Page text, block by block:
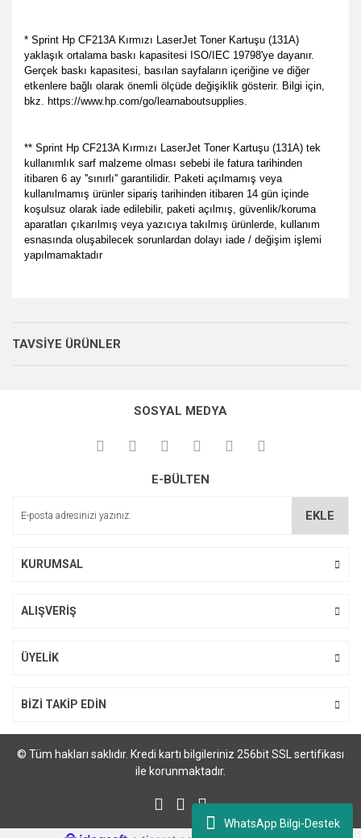
WhatsApp Bilgi-Destek
* Sprint Hp CF213A Kırmızı LaserJet Toner Kartuşu (131A)
yaklaşık ortalama baskı kapasitesi ISO/IEC 19798'ye dayanır.
Gerçek baskı kapasitesi, basılan sayfaların içeriğine ve diğer
etkenlere bağlı olarak önemli ölçüde değişiklik gösterir. Bilgi için,
bkz. https://www.hp.com/go/learnaboutsupplies.
** Sprint Hp CF213A Kırmızı LaserJet Toner Kartuşu (131A) tek
kullanımlık sarf malzeme olması sebebi ile fatura tarihinden
itibaren 6 ay ''sınırlı'' garantilidir. Paketi açılmamış veya
kullanılmamış ürünler sipariş tarihinden itibaren 14 gün içinde
koşulsuz olarak iade edilebilir, paketi açılmış, güvenlik/koruma
aparatları çıkarılmış veya yazıcıya takılmış ürünlerde, kullanım
esnasında oluşabilecek sorunlardan dolayı iade / değişim işlemi
yapılmamaktadır
kullanarak tarafımıza iletebilirsiniz.
Görüş ve önerileriniz için teşekkür ederiz.
Ürün açıklamasında eksik bilgiler bulunuyor.
Bu ürüne benzer farklı alternatifler olmalı.
P... E... | 23/08/2024
Sebahattin Özcan | 18/07/2024
TAVSİYE ÜRÜNLER
Sprint Hp CF210A Siyah LaserJet Toner Kartuşu (131A)
SOSYAL MEDYA
E-BÜLTEN
EKLE
KURUMSAL
ALIŞVERİŞ
ÜYELİK
BİZİ TAKİP EDİN
© Tüm hakları saklıdır. Kredi kartı bilgileriniz 256bit SSL sertifikası
ile korunmaktadır.